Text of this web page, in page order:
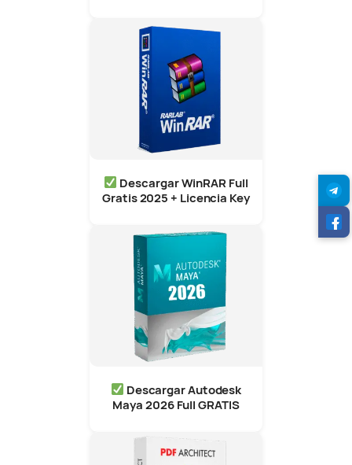
Descargar WinRAR Full
Gratis 2025 + Licencia Key
Descargar Autodesk
Maya 2026 Full GRATIS